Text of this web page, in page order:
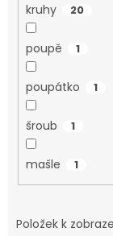
kruhy 20
poupě 1
poupátko 1
šroub 1
mašle 1
Položek k